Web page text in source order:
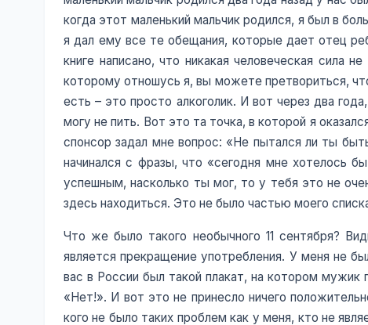
когда этот маленький мальчик родился, я был в
я дал ему все те обещания, которые дает отец
книге написано, что никакая человеческая сила
которому отношусь я, вы можете претвориться,
есть – это просто алкоголик. И вот через два
могу не пить. Вот это та точка, в которой я
спонсор задал мне вопрос: «Не пытался ли ты
начинался с фразы, что «сегодня мне хотелось
успешным, насколько ты мог, то у тебя это не
здесь находиться. Это не было частью моего
Что же было такого необычного 11 сентября?
является прекращение употребления. У меня не
вас в России был такой плакат, на котором мужик
«Нет!». И вот это не принесло ничего
кого не было таких проблем как у меня, кто не